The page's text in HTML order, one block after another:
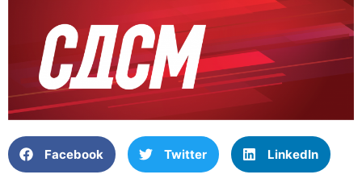
Facebook Twitter LinkedIn